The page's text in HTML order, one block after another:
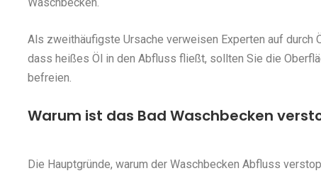
Als zweithäufigste Ursache verweisen Experten auf durch
dass heißes Öl in den Abfluss fließt, sollten Sie die
befreien.
Warum ist das Bad Waschbecken
Die Hauptgründe, warum der Waschbecken Abfluss